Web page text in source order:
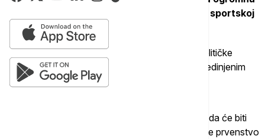
stvar. To je prilika da se pojave na najvećoj sportskoj
sceni“, kaže on.
Pored sportskih tema, veliku pažnju privlače i političke
okolnosti koje prate organizaciju prvenstva u Sjedinjenim
Američkim Državama, Kanadi i Meksiku.
"Verujem da niko u FIFA nije mogao da predvidi da će biti
ovoliko problema i komplikacija. Ideja je bila da se prvenstvo